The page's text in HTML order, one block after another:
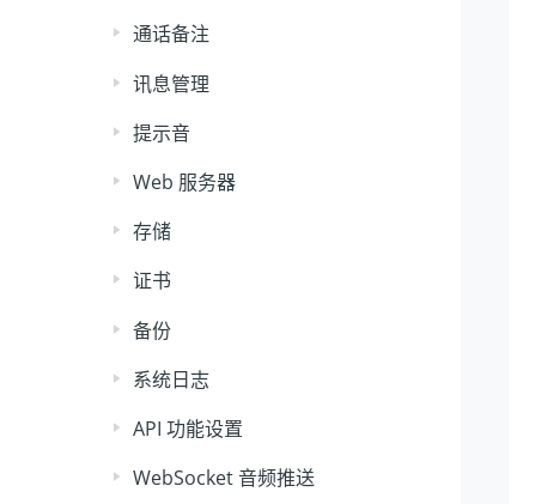
通话备注
讯息管理
提示音
Web 服务器
存储
证书
备份
系统日志
API 功能设置
WebSocket 音频推送